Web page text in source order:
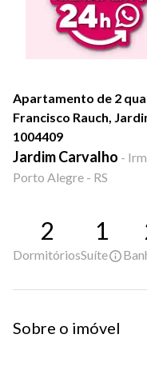
Apartamento de 2
Francisco Rauch,
1004409
Jardim Carvalho -
Porto Alegre - RS
2
Dormitórios
1
Suíte
Sobre o imóvel